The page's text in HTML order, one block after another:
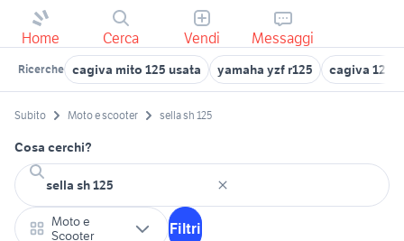
Home Cerca Vendi Messaggi
Ricerche cagiva mito 125 usata yamaha yzf r125 cagiva 125
Subito Moto e scooter sella sh 125
Cosa cerchi?
Moto e
Scooter
Filtri